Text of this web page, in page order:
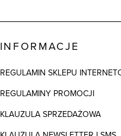
87173
brązowy
INFORMACJE
REGULAMIN SKLEPU
REGULAMINY PROMOCJI
KLAUZULA SPRZEDAŻOWA